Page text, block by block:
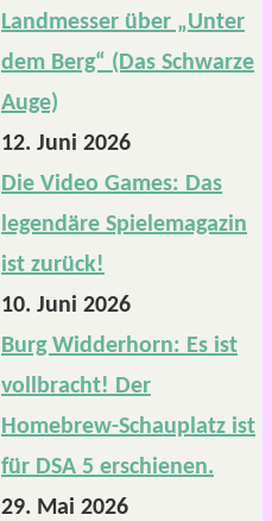
Landmesser über „Unter
dem Berg“ (Das Schwarze
Auge)
12. Juni 2026
Die Video Games: Das
legendäre Spielemagazin
ist zurück!
10. Juni 2026
Burg Widderhorn: Es ist
vollbracht! Der
Homebrew-Schauplatz ist
für DSA 5 erschienen.
29. Mai 2026